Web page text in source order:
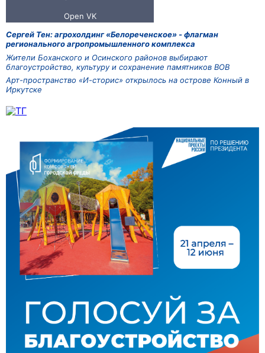
Сергей Тен: агрохолдинг «Белореченское» - флагман
регионального агропромышленного комплекса
Жители Боханского и Осинского районов выбирают
благоустройство, культуру и сохранение памятников ВОВ
Арт-пространство «И-сторис» открылось на острове Конный в
Иркутске